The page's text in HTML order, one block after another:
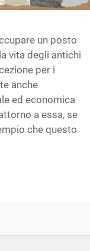
un posto
vita degli antichi
per i
anche
ed economica
a essa, se
che questo